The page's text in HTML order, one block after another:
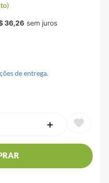
36,26
de entrega.
＋